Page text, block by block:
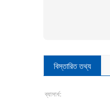
বিস্তারিত তথ্য
ব্যাসার্ধ: